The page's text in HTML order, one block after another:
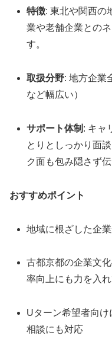
特徴: 東北や関西の
業や老舗企業との
す。
取扱分野: 地方企業
など幅広い）
サポート体制 : キャ
とりとしっかり面
ク面も包み隠さず
おすすめポイント
地域に根ざした企
古都京都の企業文
率向上にも力を入
Uターン希望者向
相談にも対応